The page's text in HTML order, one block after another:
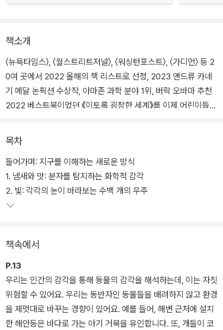
책소개
〈뉴욕타임스〉, 〈월스트리트저널〉, 〈워싱턴포스트〉, 〈가디언〉 등 2
0여 곳에서 2022 올해의 책 리스트로 선정, 2023 앤드류 카네
기 메달 논픽션 수상작, 아마존 과학 분야 1위, 버락 오바마 추천
2022 베스트북이었던 《이토록 굉장한 세계》를 이제 어린이들도
을 사로잡을 것이다. 인간은 알 수 없는 신비한 동물들의 감각 세
계로 떠나보자.
세상은 우리가 경험하는 것보다 훨씬 더 크고 굉장하다. 인간은
많은 색깔을 볼 수 있고, 많은 감각을 느낄 수 있지만, 전혀 접근
할 수 없는 감각도 있다. 상어와 오리너구리가 감지할 수 있는 전
그런데 이러한 감각과 그 감각을 사용하는 동물들을 왜 탐구해야
할까? 동물들이 세상을 인식하는 놀라운 방식을 탐구하는 것은
세상을 이해하는 데 도움이 되는 훌륭한 방법이다. 다른 동물들에
게 주의를 기울이면 우리의 세계가 확장되는 경험을 할 수 있다.
목차
들어가며: 지구를 이해하는 새로운 방식
1. 냄새와 맛: 분자를 탐지하는 화학적 감각
2. 빛: 각각의 눈이 바라보는 수백 개의 우주
책속에서
P.13
우리는 인간의 감각을 통해 동물의 감각을 해석하는데, 이는 자칫
위험할 수 있어요. 우리는 동반자인 동물들을 배려하지 않고 환경
을 제멋대로 바꾸는 경향이 있어요. 예를 들어, 해변 근처에 설치
한 해안등은 바다로 가는 아기 거북을 유인합니다. 또, 개들이 코